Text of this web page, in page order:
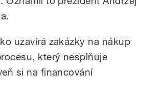
uzavírá zakázky na nákup
který nesplňuje
si na financování